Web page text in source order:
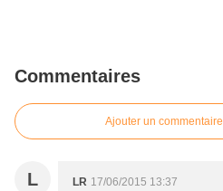
Commentaires
Ajouter un commentaire
L LR 17/06/2015 13:37